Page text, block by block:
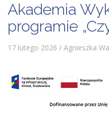
Akademia
programie
17 lutego 2026 / Agnieszka